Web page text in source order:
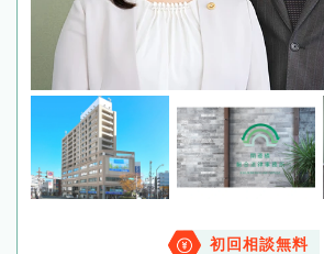
初回相談無料